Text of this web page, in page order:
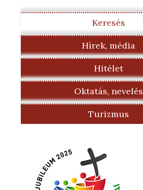
Keresés
Hírek, média
Hitélet
Oktatás, nevelés
Turizmus